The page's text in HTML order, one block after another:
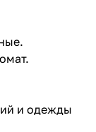
и одежды